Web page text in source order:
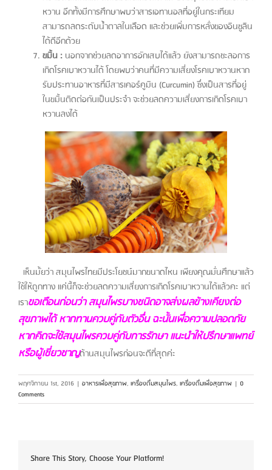
หวาน อีกทั้งมีการศึกษาพบว่าสารเอทานอลที่อยู่ในกระเทียม
สามารถลดระดับน้ำตาลในเลือด และช่วยเพิ่มการหลั่งของอินซูลิน
ได้ดีอีกด้วย
ขมิ้น : นอกจากช่วยลดอาการอักเสบได้แล้ว ยังสามารถชะลอการ
เกิดโรคเบาหวานได้ โดยพบว่าคนที่มีความเสี่ยงโรคเบาหวานหาก
รับประทานอาหารที่มีสารเคอร์คูมิน (Curcumin) ซึ่งเป็นสารที่อยู่
ในขมิ้นติดต่อกันเป็นประจำ จะช่วยลดความเสี่ยงการเกิดโรคเบา
หวานลงได้
เห็นมั้ยว่า สมุนไพรไทยมีประโยชน์มากขนาดไหน เพียงคุณมั่นศึกษาแล้ว
ใช้ให้ถูกทาง แค่นี้ก็จะช่วยลดความเสี่ยงการเกิดโรคเบาหวานได้แล้วคะ แต่
เราขอเตือนก่อนว่า สมุนไพรบางชนิดอาจส่งผลข้างเคียงต่อ
สุขภาพได้ หากทานควบคู่กับตัวอื่น ฉะนั้นเพื่อความปลอดภัย
หากคิดจะใช้สมุนไพรควบคู่กับการรักษา แนะนำให้ปรึกษาแพทย์
หรือผู้เชี่ยวชาญด้านสมุนไพรก่อนจะดีที่สุดค่ะ
พฤศจิกายน 1st, 2016 | อาหารเพื่อสุขภาพ, เครื่องดื่มสมุนไพร, เครื่องดื่มเพื่อสุขภาพ | 0
Comments
Share This Story, Choose Your Platform!